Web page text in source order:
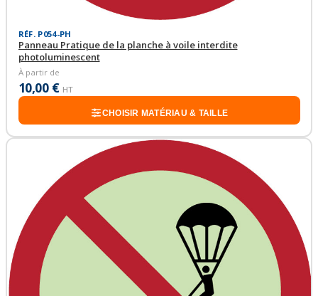
RÉF. P054-PH
Panneau Pratique de la planche à voile interdite
photoluminescent
À partir de
10,00 € HT
CHOISIR MATÉRIAU & TAILLE